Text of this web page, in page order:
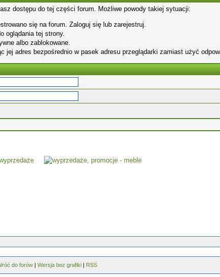
dostępu do tej części forum. Możliwe powody takiej sytuacji:
się na forum. Zaloguj się lub zarejestruj.
oglądania tej strony.
albo zablokowane.
jej adres bezpośrednio w pasek adresu przeglądarki zamiast użyć
do forów | Wersja bez grafiki | RSS